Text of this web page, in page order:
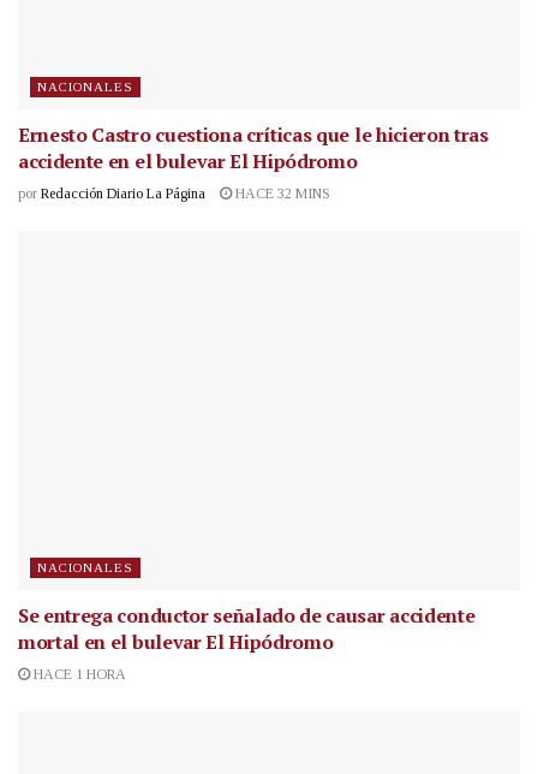
NACIONALES
Ernesto Castro cuestiona críticas que le hicieron tras
accidente en el bulevar El Hipódromo
por Redacción Diario La Página HACE 32 MINS
NACIONALES
Se entrega conductor señalado de causar accidente
mortal en el bulevar El Hipódromo
HACE 1 HORA